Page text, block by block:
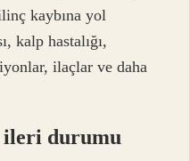
kaybına yol
kalp hastalığı,
ilaçlar ve daha
ileri durumu